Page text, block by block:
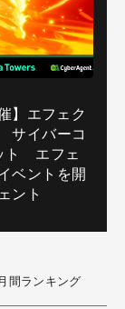
】エフェク
サイバーコ
ト エフェ
ベントを開
ント
間ランキング